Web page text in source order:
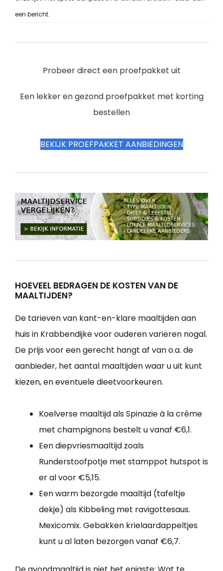
een bericht.
Probeer direct een proefpakket uit
Een lekker en gezond proefpakket met korting
bestellen
BEKIJK PROEFPAKKET AANBIEDINGEN
HOEVEEL BEDRAGEN DE KOSTEN VAN DE
MAALTIJDEN?
De tarieven van kant-en-klare maaltijden aan
huis in Krabbendijke voor ouderen variëren nogal.
De prijs voor een gerecht hangt af van o.a. de
aanbieder, het aantal maaltijden waar u uit kunt
kiezen, en eventuele dieetvoorkeuren.
Koelverse maaltijd als Spinazie à la crème
met champignons bestelt u vanaf €6,1.
Een diepvriesmaaltijd zoals
Runderstoofpotje met stamppot hutspot is
er al voor €5,15.
Een warm bezorgde maaltijd (tafeltje
dekje) als Kibbeling met ravigottesaus.
Mexicomix. Gebakken krielaardappeltjes
kunt u al laten bezorgen vanaf €6,7.